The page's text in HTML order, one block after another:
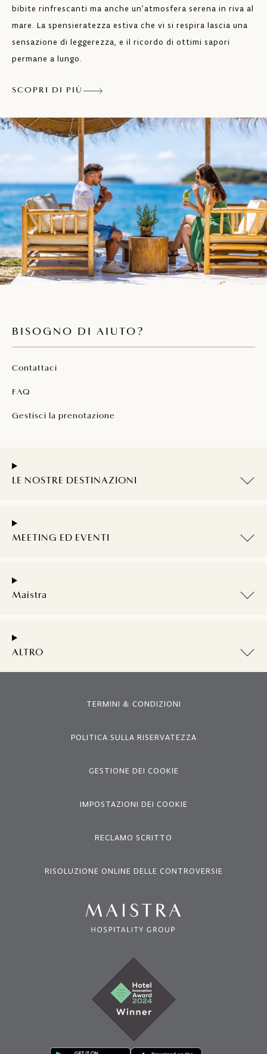
bibite rinfrescanti ma anche un’atmosfera serena in riva al
mare. La spensieratezza estiva che vi si respira lascia una
sensazione di leggerezza, e il ricordo di ottimi sapori
permane a lungo.
SCOPRI DI PIÙ
BISOGNO DI AIUTO?
Contattaci
FAQ
Gestisci la prenotazione
LE NOSTRE DESTINAZIONI
MEETING ED EVENTI
Maistra
ALTRO
TERMINI & CONDIZIONI
POLITICA SULLA RISERVATEZZA
GESTIONE DEI COOKIE
IMPOSTAZIONI DEI COOKIE
RECLAMO SCRITTO
RISOLUZIONE ONLINE DELLE CONTROVERSIE